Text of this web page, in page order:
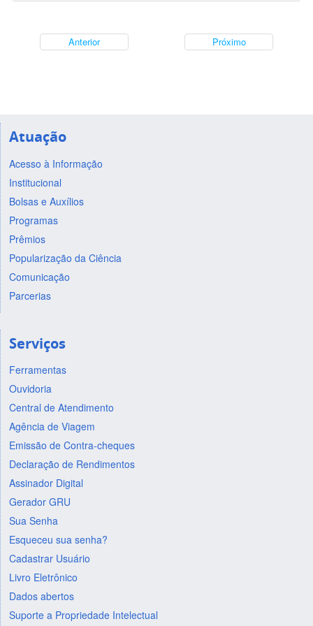
Anterior Próximo
Atuação
Acesso à Informação
Institucional
Bolsas e Auxílios
Programas
Prêmios
Popularização da Ciência
Comunicação
Parcerias
Serviços
Ferramentas
Ouvidoria
Central de Atendimento
Agência de Viagem
Emissão de Contra-cheques
Declaração de Rendimentos
Assinador Digital
Gerador GRU
Sua Senha
Esqueceu sua senha?
Cadastrar Usuário
Livro Eletrônico
Dados abertos
Suporte a Propriedade Intelectual